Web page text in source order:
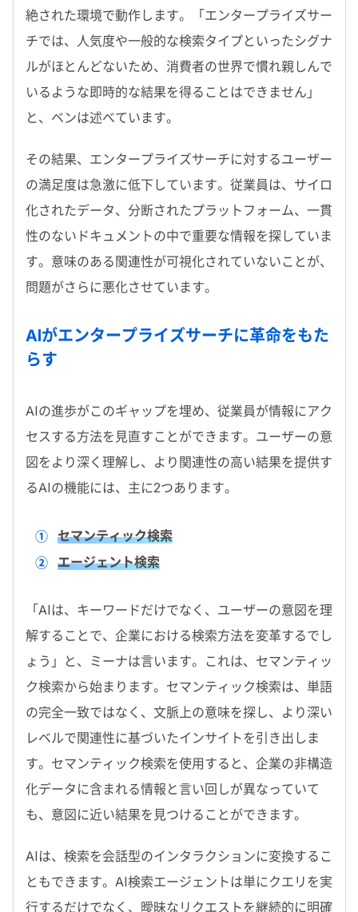
絶された環境で動作します。「エンタープライズサー
チでは、人気度や一般的な検索タイプといったシグナ
ルがほとんどないため、消費者の世界で慣れ親しんで
いるような即時的な結果を得ることはできません」
と、ベンは述べています。
その結果、エンタープライズサーチに対するユーザー
の満足度は急激に低下しています。従業員は、サイロ
化されたデータ、分断されたプラットフォーム、一貫
性のないドキュメントの中で重要な情報を探していま
す。意味のある関連性が可視化されていないことが、
問題がさらに悪化させています。
AIがエンタープライズサーチに革命をもた
らす
AIの進歩がこのギャップを埋め、従業員が情報にアク
セスする方法を見直すことができます。ユーザーの意
図をより深く理解し、より関連性の高い結果を提供す
るAIの機能には、主に2つあります。
セマンティック検索
エージェント検索
「AI は、キーワードだけでなく、ユーザーの意図を理
解することで、企業における検索方法を変革するでし
ょう」と、ミーナは言います。これは、セマンティッ
ク検索から始まります。セマンティック検索は、単語
の完全一致ではなく、文脈上の意味を探し、より深い
レベルで関連性に基づいたインサイトを引き出しま
す。セマンティック検索を使用すると、企業の非構造
化データに含まれる情報と言い回しが異なっていて
も、意図に近い結果を見つけることができます。
AI は、検索を会話型のインタラクションに変換するこ
ともできます。 AI検索エージェントは単にクエリを実
行するだけでなく、曖昧なリクエストを継続的に明確